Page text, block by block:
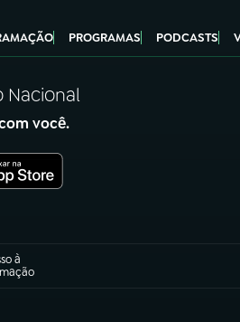
PROGRAMAS PODCASTS
Nacional
você.
à